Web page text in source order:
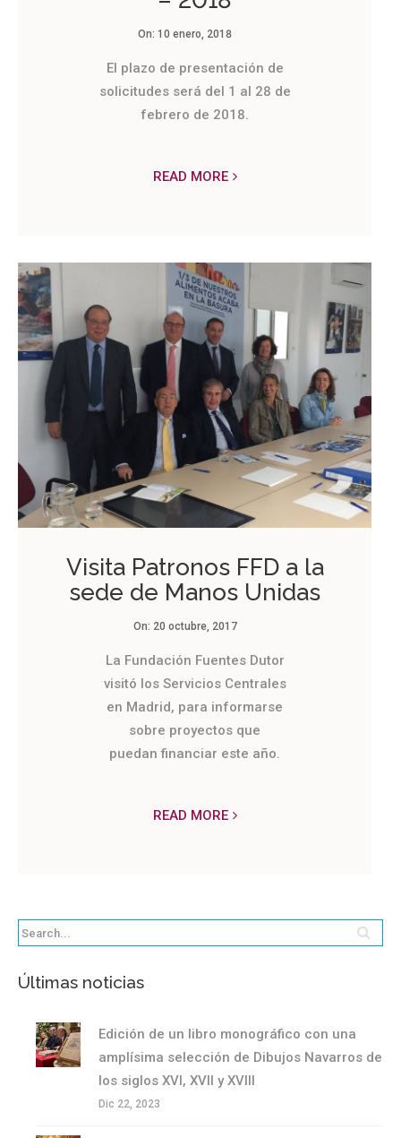
On: 10 enero, 2018
El plazo de presentación de
solicitudes será del 1 al 28 de
febrero de 2018.
READ MORE
Visita Patronos FFD a la
sede de Manos Unidas
On: 20 octubre, 2017
La Fundación Fuentes Dutor
visitó los Servicios Centrales
en Madrid, para informarse
sobre proyectos que
puedan financiar este año.
READ MORE
Últimas noticias
Edición de un libro monográfico con una
amplísima selección de Dibujos Navarros de
los siglos XVI, XVII y XVIII
Dic 22, 2023